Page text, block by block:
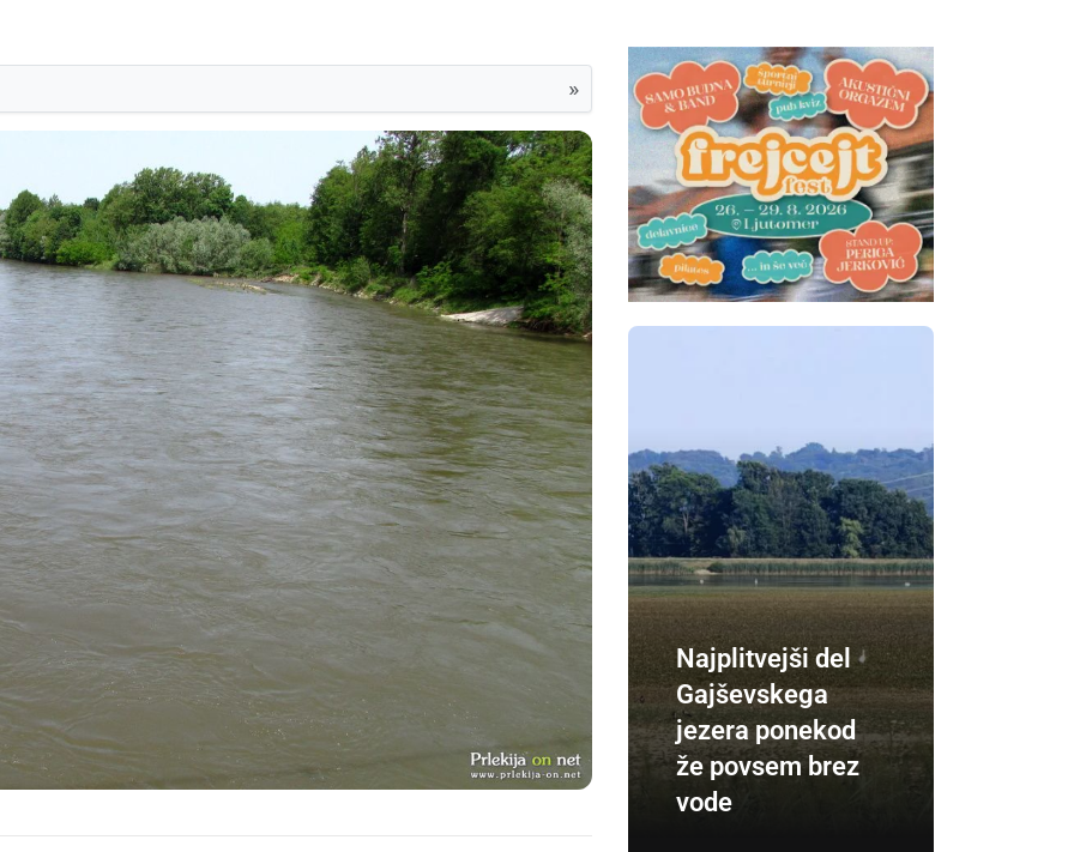
»
Najplitvejši del
Gajševskega
jezera ponekod
že povsem brez
vode